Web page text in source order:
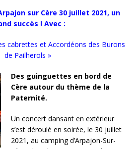
sur Cère 30 juillet 2021, un
succès ! Avec :
cabrettes et Accordéons des Burons
de Pailherols »
Des guinguettes en bord de
Cère autour du thème de la
Paternité.
Un concert dansant en extérieur
s’est déroulé en soirée, le 30 juillet
2021, au camping d’Arpajon-Sur-